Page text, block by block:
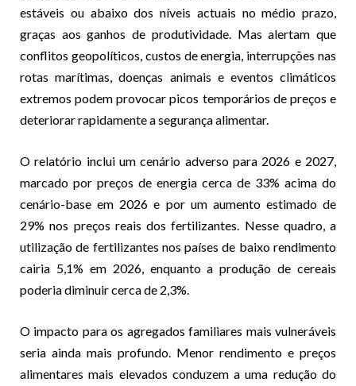
estáveis ou abaixo dos níveis actuais no médio prazo,
graças aos ganhos de produtividade. Mas alertam que
conflitos geopolíticos, custos de energia, interrupções nas
rotas marítimas, doenças animais e eventos climáticos
extremos podem provocar picos temporários de preços e
deteriorar rapidamente a segurança alimentar.
O relatório inclui um cenário adverso para 2026 e 2027,
marcado por preços de energia cerca de 33% acima do
cenário-base em 2026 e por um aumento estimado de
29% nos preços reais dos fertilizantes. Nesse quadro, a
utilização de fertilizantes nos países de baixo rendimento
cairia 5,1% em 2026, enquanto a produção de cereais
poderia diminuir cerca de 2,3%.
O impacto para os agregados familiares mais vulneráveis
seria ainda mais profundo. Menor rendimento e preços
alimentares mais elevados conduzem a uma redução do